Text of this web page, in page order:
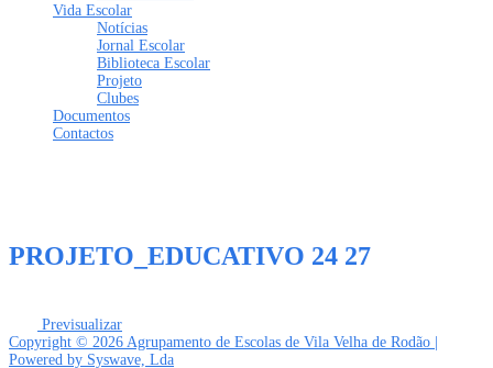
Vida Escolar
Notícias
Jornal Escolar
Biblioteca Escolar
Projeto
Clubes
Documentos
Contactos
PROJETO_EDUCATIVO 24 27
Previsualizar
Copyright © 2026 Agrupamento de Escolas de Vila Velha de Rodão |
Powered by Syswave, Lda